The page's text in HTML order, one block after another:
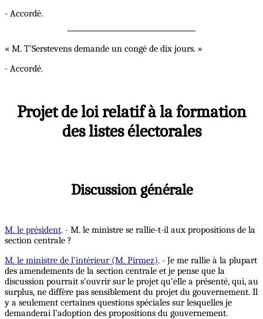
- Accordé.
« M. T'Serstevens demande un congé de dix jours. »
- Accordé.
Projet de loi relatif à la formation
des listes électorales
Discussion générale
M. le président. - M. le ministre se rallie-t-il aux propositions de la
section centrale ?
M. le ministre de l'intérieur (M. Pirmez). - Je me rallie à la plupart
des amendements de la section centrale et je pense que la
discussion pourrait s'ouvrir sur le projet qu'elle a présenté, qui, au
surplus, ne diffère pas sensiblement du projet du gouvernement. Il
y a seulement certaines questions spéciales sur lesquelles je
demanderai l'adoption des propositions du gouvernement.